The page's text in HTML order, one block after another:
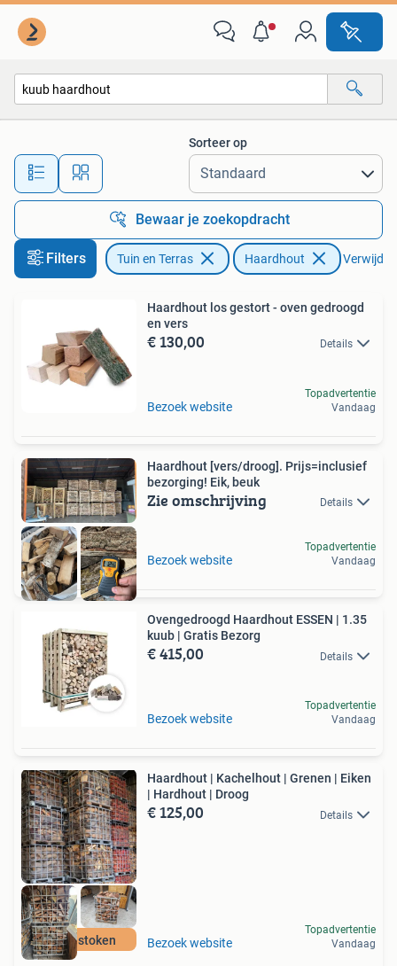
Alle afstanden…
Sorteer op
Bewaar je zoekopdracht
Filters Tuin en Terras Haardhout
Haardhout los gestort - oven gedroogd
en vers
€ 130,00 Details
Bezoek website
Topadvertentie
Vandaag
Haardhout [vers/droog]. Prijs=inclusief
bezorging! Eik, beuk
Zie omschrijving Details
Bezoek website
Topadvertentie
Vandaag
Ovengedroogd Haardhout ESSEN | 1.35
kuub | Gratis Bezorg
€ 415,00 Details
Bezoek website
Topadvertentie
Vandaag
Direct stoken
Haardhout | Kachelhout | Grenen | Eiken
| Hardhout | Droog
€ 125,00 Details
Bezoek website
Topadvertentie
Vandaag